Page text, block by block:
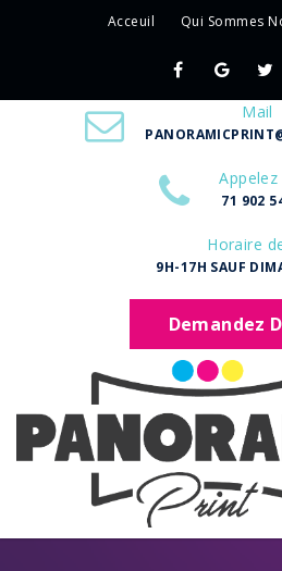
Acceuil Qui Sommes
Mail
Appelez
71 902
Horaire
9H-17H SAUF
Demandez